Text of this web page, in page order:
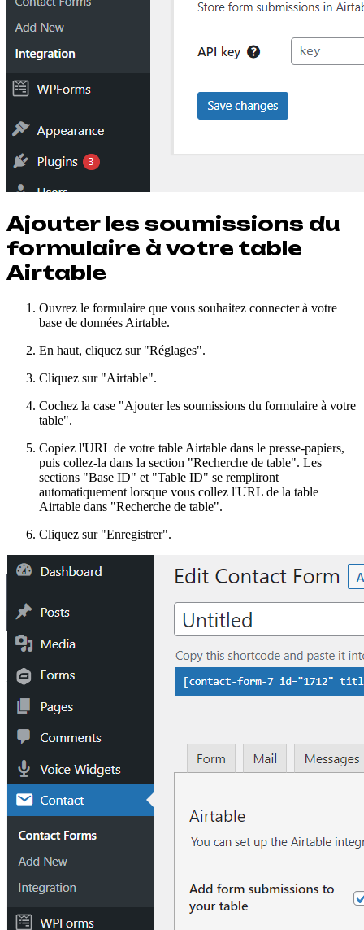
Ajouter les soumissions du
formulaire à votre table
Airtable
Ouvrez le formulaire que vous souhaitez connecter à votre
base de données Airtable.
En haut, cliquez sur "Réglages".
Cliquez sur "Airtable".
Cochez la case "Ajouter les soumissions du formulaire à votre
table".
Copiez l'URL de votre table Airtable dans le presse-papiers,
puis collez-la dans la section "Recherche de table". Les
sections "Base ID" et "Table ID" se rempliront
automatiquement lorsque vous collez l'URL de la table
Airtable dans "Recherche de table".
Cliquez sur "Enregistrer".